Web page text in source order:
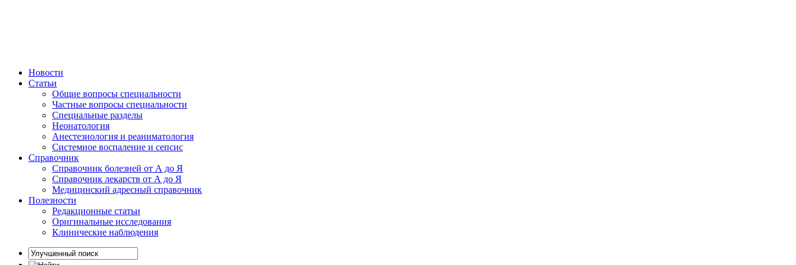
Новости
Статьи
Общие вопросы специальности
Частные вопросы специальности
Специальные разделы
Неонатология
Анестезиология и реаниматология
Системное воспаление и сепсис
Справочник
Справочник болезней от А до Я
Справочник лекарств от А до Я
Медицинский адресный справочник
Полезности
Редакционные статьи
Оригинальные исследования
Клинические наблюдения